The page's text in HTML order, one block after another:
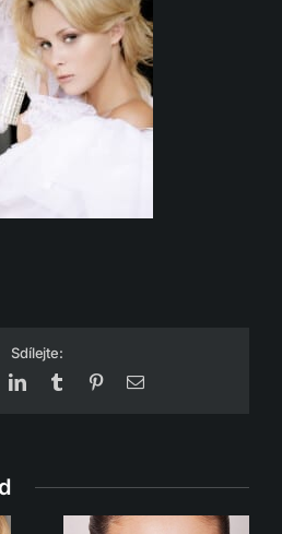
Sdílejte:
LinkedInTumblr PinterestEmail